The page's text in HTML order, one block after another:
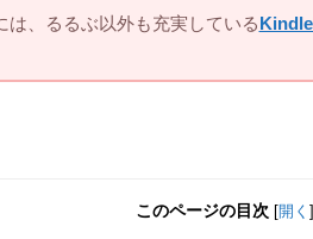
は、るるぶ以外も充実している
このページの目次 [開く ]